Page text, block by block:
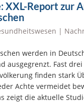
XXL-Report zur
|
werden in
ausgegrenzt. Fast drei
finden stark
Achte vermeidet
zeigt die aktuelle